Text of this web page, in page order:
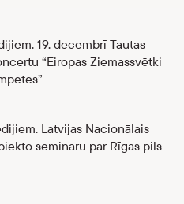
19. decembrī Tautas
“Eiropas Ziemassvētki
Latvijas Nacionālais
semināru par Rīgas pils